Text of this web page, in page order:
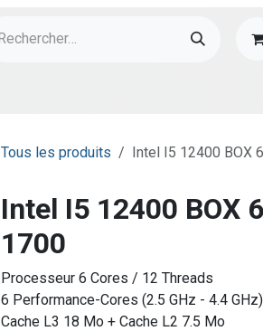
Tous les produits Intel I5 12400 BOX
Intel I5 12400 BOX
1700
Processeur 6 Cores / 12 Threads
6 Performance-Cores (2.5 GHz - 4.4 GHz)
Cache L3 18 Mo + Cache L2 7.5 Mo